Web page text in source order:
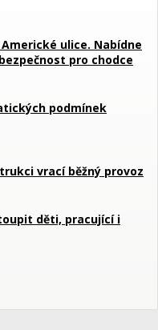
ulice. Nabídne
pro chodce
podmínek
vrací běžný provoz
děti, pracující i